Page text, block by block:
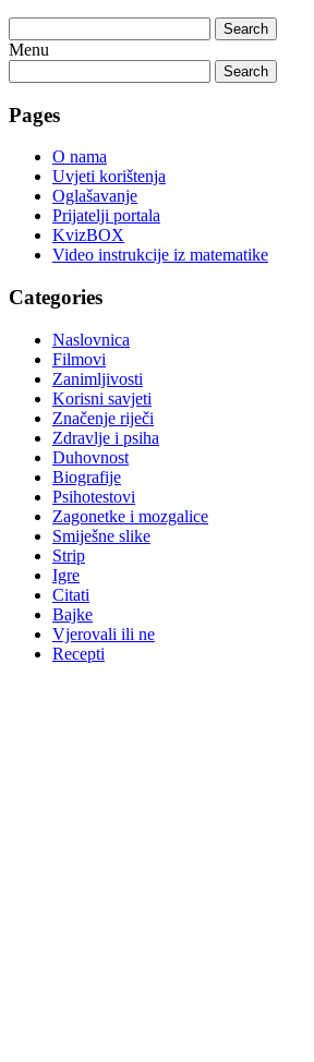
Search
Menu
Search
Pages
O nama
Uvjeti korištenja
Oglašavanje
Prijatelji portala
KvizBOX
Video instrukcije iz matematike
Categories
Naslovnica
Filmovi
Zanimljivosti
Korisni savjeti
Značenje riječi
Zdravlje i psiha
Duhovnost
Biografije
Psihotestovi
Zagonetke i mozgalice
Smiješne slike
Strip
Igre
Citati
Bajke
Vjerovali ili ne
Recepti